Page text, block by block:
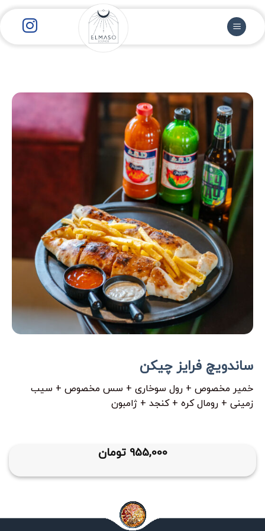
محتوا
ساندویچ فرایز چیکن
خمیر مخصوص + رول سوخاری + سس مخصوص + سیب
زمینی + رومال کره + کنجد + ژامبون
955,000 تومان